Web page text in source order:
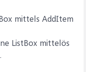
mittels AddItem
ListBox mittelös